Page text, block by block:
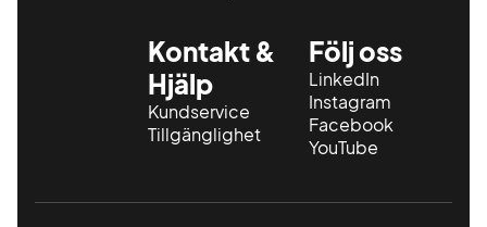
Kontakt &
Hjälp
Kundservice
Tillgänglighet
Följ oss
LinkedIn
Instagram
Facebook
YouTube